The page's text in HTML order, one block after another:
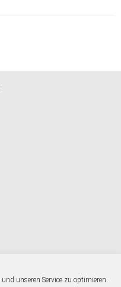
unseren Service zu optimieren.